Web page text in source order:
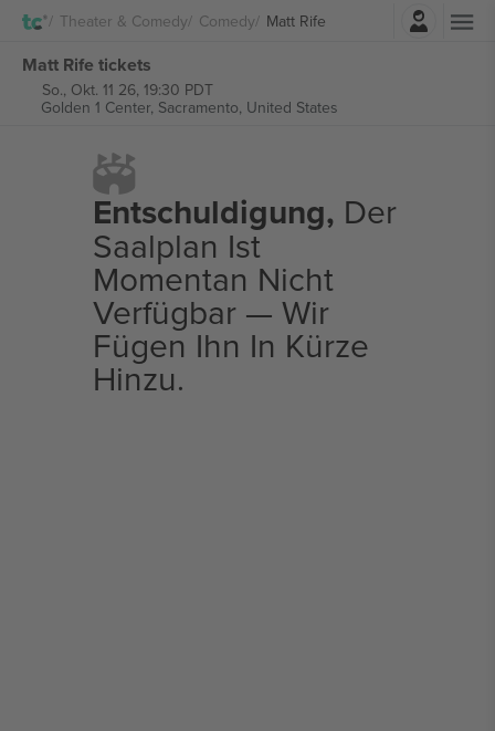
Theater & Comedy Comedy Matt Rife
Einloggen
Matt Rife tickets
So., Okt. 11 26, 19:30 PDT
Golden 1 Center, Sacramento, United States
Entschuldigung, Der
Saalplan Ist
Momentan Nicht
Verfügbar — Wir
Fügen Ihn In Kürze
Hinzu.